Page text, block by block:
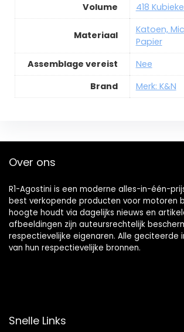
Volume
418
Materiaal
Katoen,
Papier
Assemblage vereist
Nee
Brand
Merk: K&N
Over ons
R1-Agostini is een moderne alles-in-één-
best verkopende producten voor motoren
hoogte houdt via dagelijks nieuws en
afbeeldingen zijn auteursrechtelijk
respectievelijke eigenaren. Alle geciteerde
van hun respectievelijke bronnen.
Snelle Links